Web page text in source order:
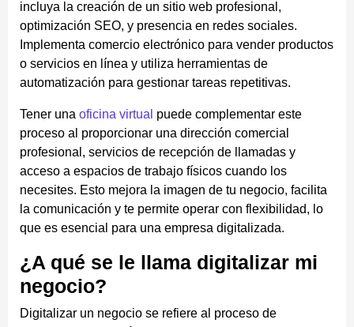
incluya la creación de un sitio web profesional,
optimización SEO, y presencia en redes sociales.
Implementa comercio electrónico para vender productos
o servicios en línea y utiliza herramientas de
automatización para gestionar tareas repetitivas.
Tener una oficina virtual puede complementar este
proceso al proporcionar una dirección comercial
profesional, servicios de recepción de llamadas y
acceso a espacios de trabajo físicos cuando los
necesites. Esto mejora la imagen de tu negocio, facilita
la comunicación y te permite operar con flexibilidad, lo
que es esencial para una empresa digitalizada.
¿A qué se le llama digitalizar mi
negocio?
Digitalizar un negocio se refiere al proceso de